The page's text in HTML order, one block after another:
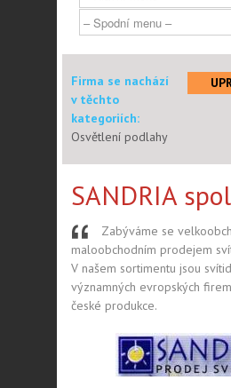
Firma se nachází
v těchto
kategoriích:
Osvětlení podlahy
SANDRIA
Zabýváme se
maloobchodním prodejem
V našem sortimentu jsou
významných evropských
české produkce.